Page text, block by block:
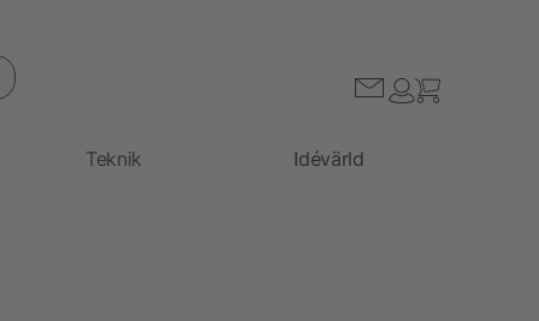
Teknik Idévärld